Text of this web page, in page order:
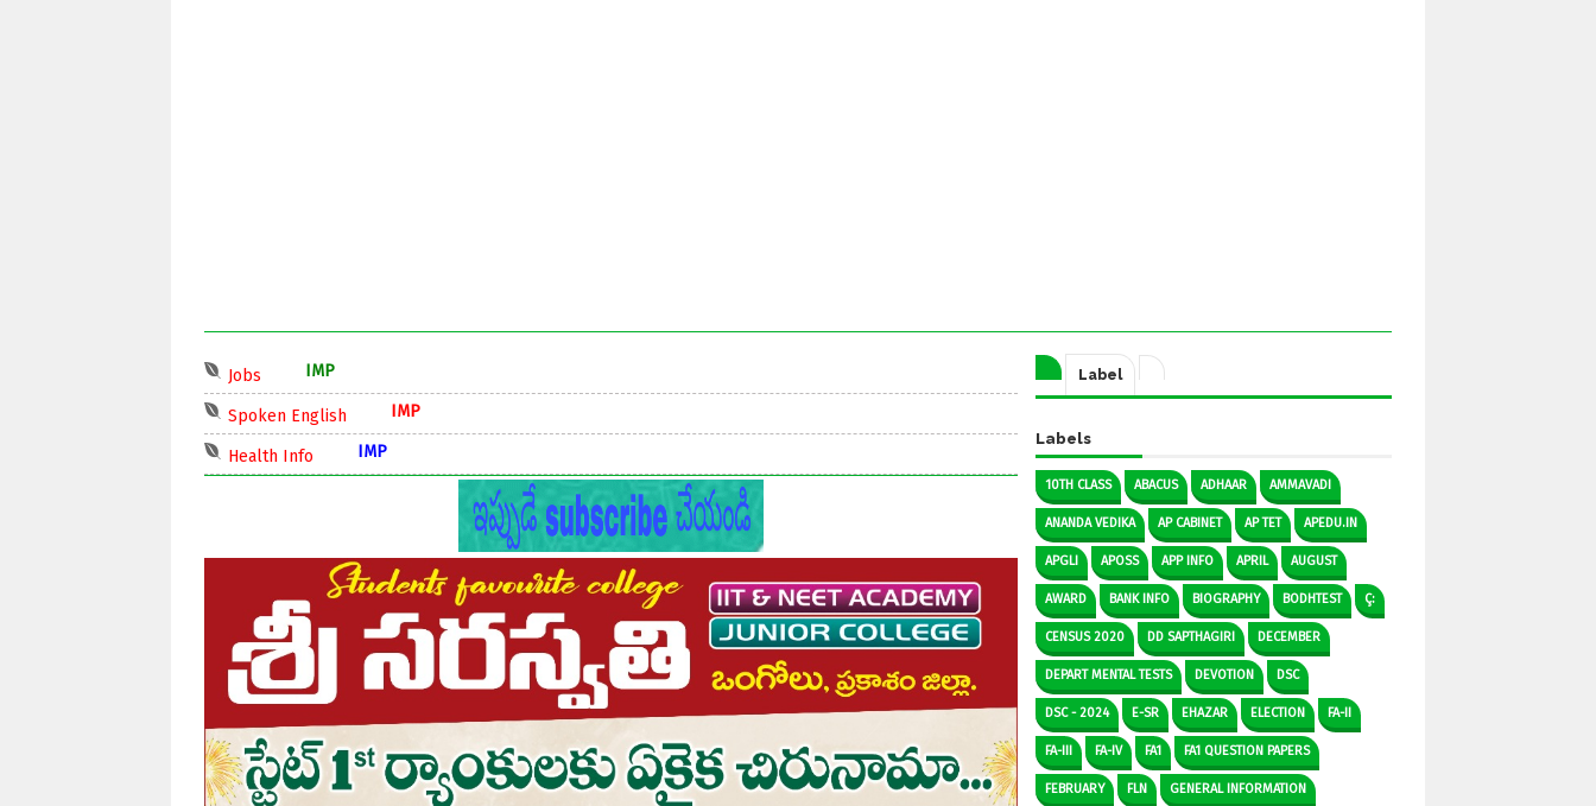
Jobs
Spoken English
Health Info
Label
Labels
10TH CLASS ABACUS ADHAAR AMMAVADI
ANANDA VEDIKA AP CABINET AP TET APEDU.IN
APGLI APOSS APP INFO APRIL AUGUST
AWARD BANK INFO BIOGRAPHY BODHTEST Ç:
CENSUS 2020 DD SAPTHAGIRI DECEMBER
DEPART MENTAL TESTS DEVOTION DSC
DSC - 2024 E-SR EHAZAR ELECTION FA-II
FA-III FA-IV FA1 FA1 QUESTION PAPERS
FEBRUARY FLN GENERAL INFORMATION